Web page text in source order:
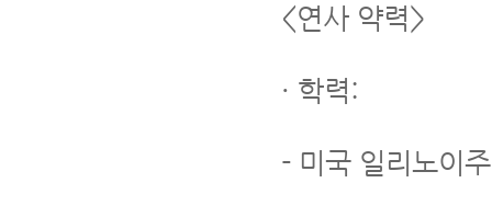
<연사 약력>
· 학력:
- 미국 일리노이